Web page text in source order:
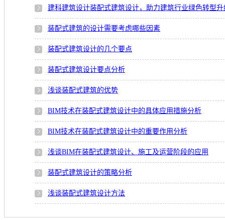
建科建筑设计装配式建筑设计，助力建筑行业绿色转型升
装配式建筑的设计需要考虑哪些因素
装配式建筑设计的几个要点
装配式建筑设计要点分析
浅谈装配式建筑的优势
BIM技术在装配式建筑设计中的具体应用措施分析
BIM技术在装配式建筑设计中的重要作用分析
浅谈BIM在装配式建筑设计、施工及运营阶段的应用
装配式建筑设计的策略分析
浅谈装配式建筑设计方法